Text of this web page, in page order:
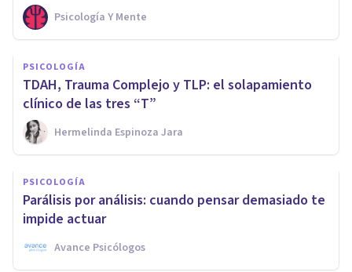
Psicología Y Mente
PSICOLOGÍA
TDAH, Trauma Complejo y TLP: el solapamiento
clínico de las tres “T”
Hermelinda Espinoza Jara
PSICOLOGÍA
Parálisis por análisis: cuando pensar demasiado te
impide actuar
Avance Psicólogos